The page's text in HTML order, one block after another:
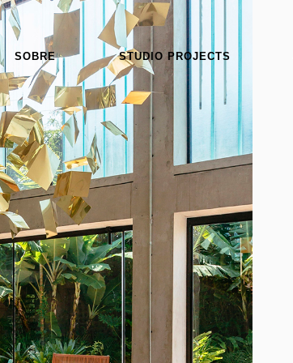
SOBRE STUDIO PROJECTS